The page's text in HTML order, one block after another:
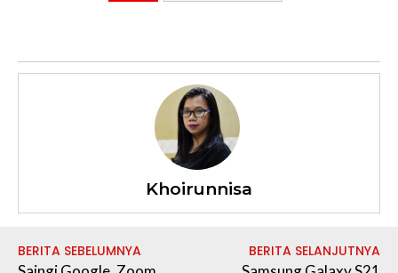
Khoirunnisa
BERITA SEBELUMNYA BERITA SELANJUTNYA